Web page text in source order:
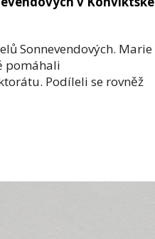
Sonnevendových. Marie
pomáhali
Podíleli se rovněž